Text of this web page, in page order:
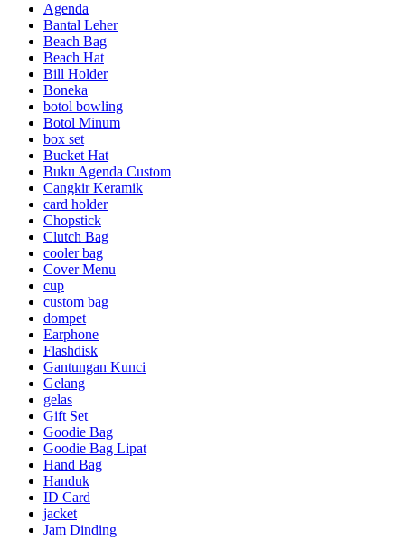
Agenda
Bantal Leher
Beach Bag
Beach Hat
Bill Holder
Boneka
botol bowling
Botol Minum
box set
Bucket Hat
Buku Agenda Custom
Cangkir Keramik
card holder
Chopstick
Clutch Bag
cooler bag
Cover Menu
cup
custom bag
dompet
Earphone
Flashdisk
Gantungan Kunci
Gelang
gelas
Gift Set
Goodie Bag
Goodie Bag Lipat
Hand Bag
Handuk
ID Card
jacket
Jam Dinding